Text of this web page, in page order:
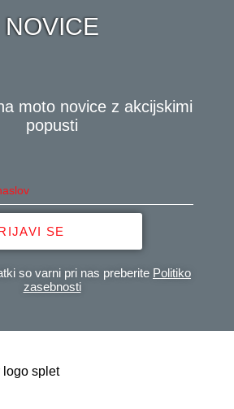
NOVICE
moto novice z akcijskimi
popusti
SE
so varni pri nas preberite Politiko
zasebnosti